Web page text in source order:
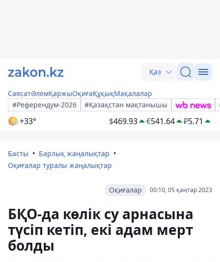
Қаз
СаясатӘлемҚаржыОқиғаҚұқықМақалалар
#Референдум-2026
#Қазақстан мақтанышы
+33° $469.93 €541.64 ₽5.71
Басты
Барлық жаңалықтар
Оқиғалар туралы жаңалықтар
00:10, 05 қаңтар 2023
Оқиғалар
БҚО-да көлік су арнасына
түсіп кетіп, екі адам мерт
болды